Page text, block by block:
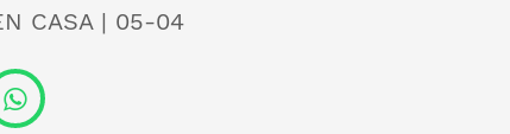
CASA | 05-04